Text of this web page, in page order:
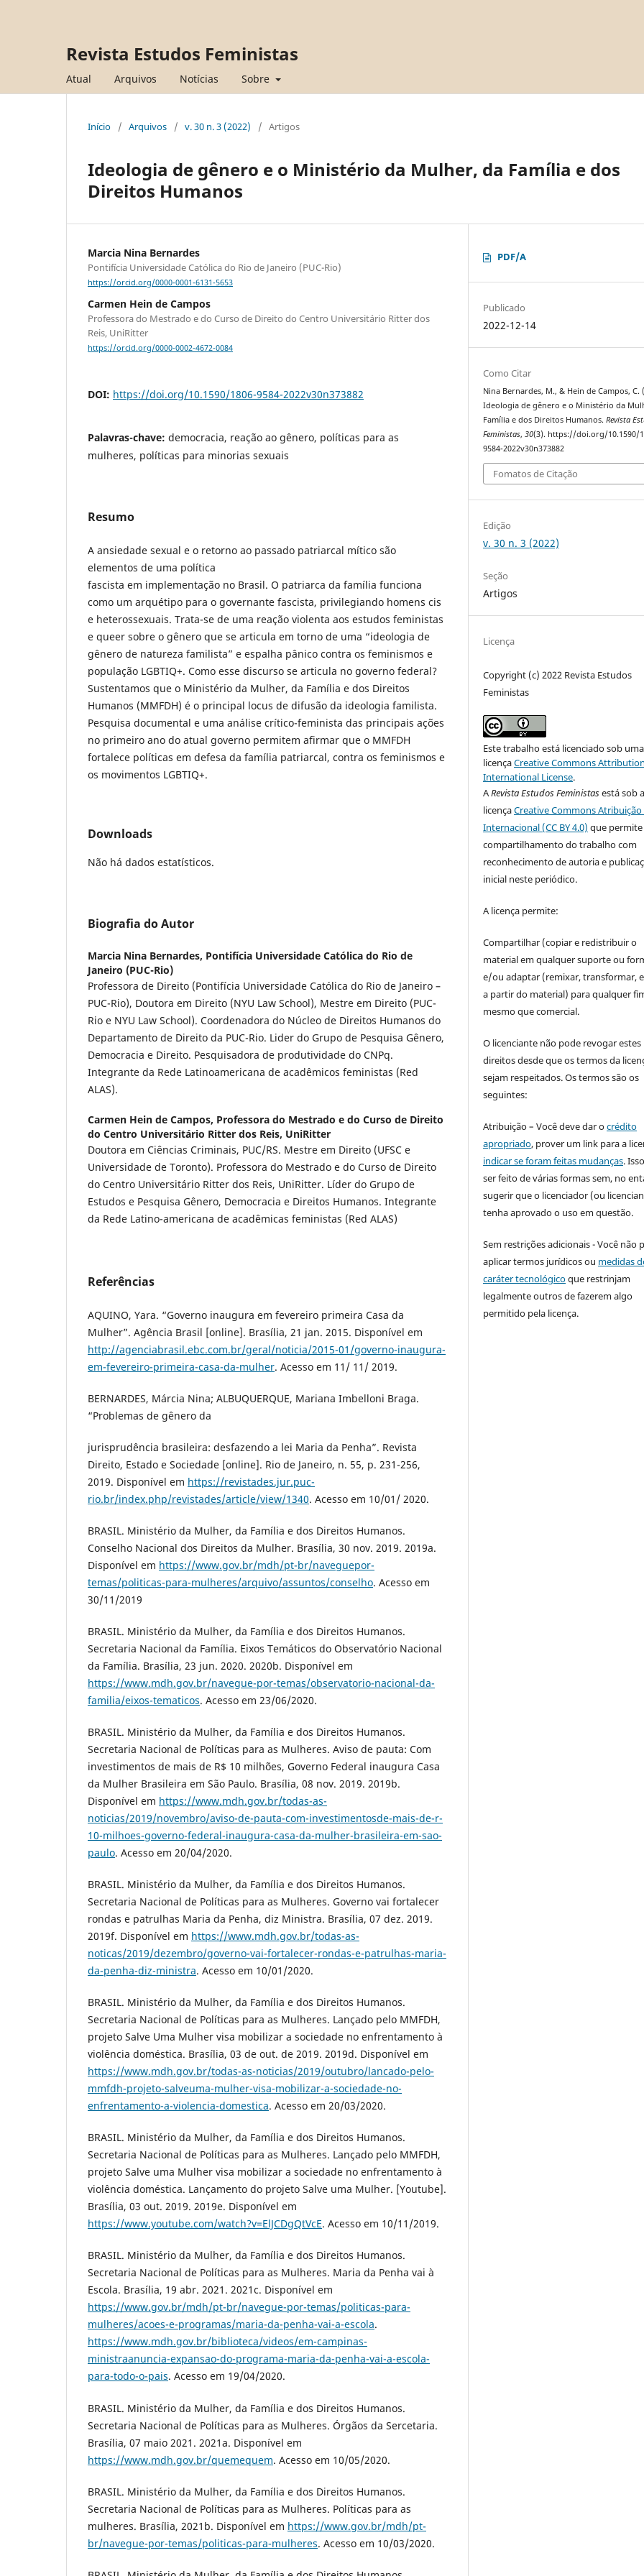
Revista Estudos Feministas
Atual Arquivos Notícias Sobre
Início / Arquivos / v. 30 n. 3 (2022) / Artigos
Ideologia de gênero e o Ministério da Mulher, da Família e dos
Direitos Humanos
Marcia Nina Bernardes
Pontifícia Universidade Católica do Rio de Janeiro (PUC-Rio)
https://orcid.org/0000-0001-6131-5653
Carmen Hein de Campos
Professora do Mestrado e do Curso de Direito do Centro Universitário Ritter dos
Reis, UniRitter
https://orcid.org/0000-0002-4672-0084
DOI: https://doi.org/10.1590/1806-9584-2022v30n373882
Palavras-chave: democracia, reação ao gênero, políticas para as
mulheres, políticas para minorias sexuais
Resumo
A ansiedade sexual e o retorno ao passado patriarcal mítico são
elementos de uma política
fascista em implementação no Brasil. O patriarca da família funciona
como um arquétipo para o governante fascista, privilegiando homens cis
e heterossexuais. Trata-se de uma reação violenta aos estudos feministas
e queer sobre o gênero que se articula em torno de uma “ideologia de
gênero de natureza familista” e espalha pânico contra os feminismos e
população LGBTIQ+. Como esse discurso se articula no governo federal?
Sustentamos que o Ministério da Mulher, da Família e dos Direitos
Humanos (MMFDH) é o principal locus de difusão da ideologia familista.
Pesquisa documental e uma análise crítico-feminista das principais ações
no primeiro ano do atual governo permitem afirmar que o MMFDH
fortalece políticas em defesa da família patriarcal, contra os feminismos e
os movimentos LGBTIQ+.
Downloads
Não há dados estatísticos.
Biografia do Autor
Marcia Nina Bernardes, Pontifícia Universidade Católica do Rio de
Janeiro (PUC-Rio)
Professora de Direito (Pontifícia Universidade Católica do Rio de Janeiro –
PUC-Rio), Doutora em Direito (NYU Law School), Mestre em Direito (PUC-
Rio e NYU Law School). Coordenadora do Núcleo de Direitos Humanos do
Departamento de Direito da PUC-Rio. Lider do Grupo de Pesquisa Gênero,
Democracia e Direito. Pesquisadora de produtividade do CNPq.
Integrante da Rede Latinoamericana de acadêmicos feministas (Red
ALAS).
Carmen Hein de Campos, Professora do Mestrado e do Curso de Direito
do Centro Universitário Ritter dos Reis, UniRitter
Doutora em Ciências Criminais, PUC/RS. Mestre em Direito (UFSC e
Universidade de Toronto). Professora do Mestrado e do Curso de Direito
do Centro Universitário Ritter dos Reis, UniRitter. Líder do Grupo de
Estudos e Pesquisa Gênero, Democracia e Direitos Humanos. Integrante
da Rede Latino-americana de acadêmicas feministas (Red ALAS)
Referências
AQUINO, Yara. “Governo inaugura em fevereiro primeira Casa da
Mulher”. Agência Brasil [online]. Brasília, 21 jan. 2015. Disponível em
http://agenciabrasil.ebc.com.br/geral/noticia/2015-01/governo-inaugura-
em-fevereiro-primeira-casa-da-mulher. Acesso em 11/ 11/ 2019.
BERNARDES, Márcia Nina; ALBUQUERQUE, Mariana Imbelloni Braga.
“Problemas de gênero da
jurisprudência brasileira: desfazendo a lei Maria da Penha”. Revista
Direito, Estado e Sociedade [online]. Rio de Janeiro, n. 55, p. 231-256,
2019. Disponível em https://revistades.jur.puc-
rio.br/index.php/revistades/article/view/1340. Acesso em 10/01/ 2020.
BRASIL. Ministério da Mulher, da Família e dos Direitos Humanos.
Conselho Nacional dos Direitos da Mulher. Brasília, 30 nov. 2019. 2019a.
Disponível em https://www.gov.br/mdh/pt-br/naveguepor-
temas/politicas-para-mulheres/arquivo/assuntos/conselho. Acesso em
30/11/2019
BRASIL. Ministério da Mulher, da Família e dos Direitos Humanos.
Secretaria Nacional da Família. Eixos Temáticos do Observatório Nacional
da Família. Brasília, 23 jun. 2020. 2020b. Disponível em
https://www.mdh.gov.br/navegue-por-temas/observatorio-nacional-da-
familia/eixos-tematicos. Acesso em 23/06/2020.
BRASIL. Ministério da Mulher, da Família e dos Direitos Humanos.
Secretaria Nacional de Políticas para as Mulheres. Aviso de pauta: Com
investimentos de mais de R$ 10 milhões, Governo Federal inaugura Casa
da Mulher Brasileira em São Paulo. Brasília, 08 nov. 2019. 2019b.
Disponível em https://www.mdh.gov.br/todas-as-
noticias/2019/novembro/aviso-de-pauta-com-investimentosde-mais-de-r-
10-milhoes-governo-federal-inaugura-casa-da-mulher-brasileira-em-sao-
paulo. Acesso em 20/04/2020.
BRASIL. Ministério da Mulher, da Família e dos Direitos Humanos.
Secretaria Nacional de Políticas para as Mulheres. Governo vai fortalecer
rondas e patrulhas Maria da Penha, diz Ministra. Brasília, 07 dez. 2019.
2019f. Disponível em https://www.mdh.gov.br/todas-as-
noticas/2019/dezembro/governo-vai-fortalecer-rondas-e-patrulhas-maria-
da-penha-diz-ministra. Acesso em 10/01/2020.
BRASIL. Ministério da Mulher, da Família e dos Direitos Humanos.
Secretaria Nacional de Políticas para as Mulheres. Lançado pelo MMFDH,
projeto Salve Uma Mulher visa mobilizar a sociedade no enfrentamento à
violência doméstica. Brasília, 03 de out. de 2019. 2019d. Disponível em
https://www.mdh.gov.br/todas-as-noticias/2019/outubro/lancado-pelo-
mmfdh-projeto-salveuma-mulher-visa-mobilizar-a-sociedade-no-
enfrentamento-a-violencia-domestica. Acesso em 20/03/2020.
BRASIL. Ministério da Mulher, da Família e dos Direitos Humanos.
Secretaria Nacional de Políticas para as Mulheres. Lançado pelo MMFDH,
projeto Salve uma Mulher visa mobilizar a sociedade no enfrentamento à
violência doméstica. Lançamento do projeto Salve uma Mulher. [Youtube].
Brasília, 03 out. 2019. 2019e. Disponível em
https://www.youtube.com/watch?v=ElJCDgQtVcE. Acesso em 10/11/2019.
BRASIL. Ministério da Mulher, da Família e dos Direitos Humanos.
Secretaria Nacional de Políticas para as Mulheres. Maria da Penha vai à
Escola. Brasília, 19 abr. 2021. 2021c. Disponível em
https://www.gov.br/mdh/pt-br/navegue-por-temas/politicas-para-
mulheres/acoes-e-programas/maria-da-penha-vai-a-escola.
https://www.mdh.gov.br/biblioteca/videos/em-campinas-
ministraanuncia-expansao-do-programa-maria-da-penha-vai-a-escola-
para-todo-o-pais. Acesso em 19/04/2020.
BRASIL. Ministério da Mulher, da Família e dos Direitos Humanos.
Secretaria Nacional de Políticas para as Mulheres. Órgãos da Sercetaria.
Brasília, 07 maio 2021. 2021a. Disponível em
https://www.mdh.gov.br/quemequem. Acesso em 10/05/2020.
BRASIL. Ministério da Mulher, da Família e dos Direitos Humanos.
Secretaria Nacional de Políticas para as Mulheres. Políticas para as
mulheres. Brasília, 2021b. Disponível em https://www.gov.br/mdh/pt-
br/navegue-por-temas/politicas-para-mulheres. Acesso em 10/03/2020.
PDF/A
Publicado
2022-12-14
Como Citar
Nina Bernardes, M., & Hein de Campos, C.
Ideologia de gênero e o Ministério da
Família e dos Direitos Humanos.Revista
Feministas,30(3). https://doi.org/10.1590/
9584-2022v30n373882
Fomatos de Citação
Edição
v. 30 n. 3 (2022)
Seção
Artigos
Licença
Copyright (c) 2022 Revista Estudos
Feministas
Este trabalho está licenciado sob uma
licençaCreative Commons
International License.
ARevista Estudos Feministasestá sob a
licençaCreative Commons Atribuição
Internacional (CC BY 4.0) que
compartilhamento do trabalho com
reconhecimento de autoria e
inicial neste periódico.
A licença permite:
Compartilhar (copiar e redistribuir o
material em qualquer suporte ou
e/ou adaptar (remixar, transformar,
a partir do material) para qualquer
mesmo que comercial.
O licenciante não pode revogar estes
direitos desde que os termos da
sejam respeitados. Os termos são os
seguintes:
Atribuição – Você deve dar ocrédito
apropriado, prover um link para a
indicar se foram feitas mudanças.
ser feito de várias formas sem, no
sugerir que o licenciador (ou
tenha aprovado o uso em questão.
Sem restrições adicionais - Você não
aplicar termos jurídicos ou medidas
caráter tecnológicoque restrinjam
legalmente outros de fazerem algo
permitido pela licença.